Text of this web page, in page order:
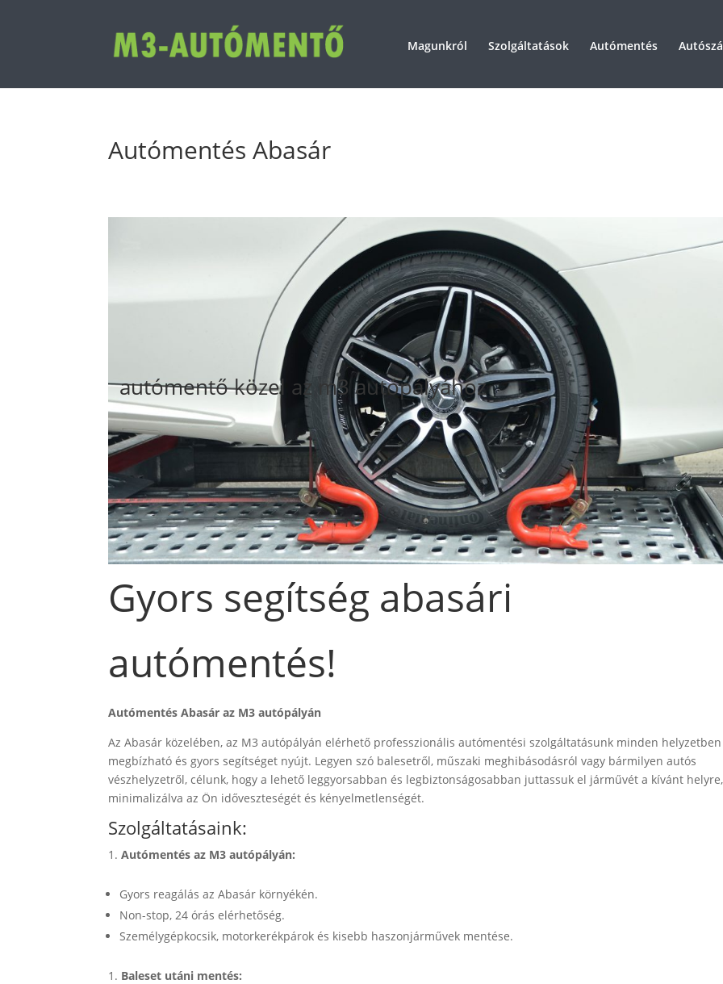
Magunkról Szolgáltatások Autómentés
Autómentés Abasár
autómentő közel az m3 autópályához
Gyors segítség abasári
autómentés!
Autómentés Abasár az M3 autópályán
Az Abasár közelében, az M3 autópályán elérhető professzionális autómentési szolgáltatásunk minden helyzetben
megbízható és gyors segítséget nyújt. Legyen szó balesetről, műszaki meghibásodásról vagy bármilyen autós
vészhelyzetről, célunk, hogy a lehető leggyorsabban és legbiztonságosabban juttassuk el járművét a kívánt helyre,
minimalizálva az Ön időveszteségét és kényelmetlenségét.
Szolgáltatásaink:
Autómentés az M3 autópályán:
Gyors reagálás az Abasár környékén.
Non-stop, 24 órás elérhetőség.
Személygépkocsik, motorkerékpárok és kisebb haszonjárművek mentése.
Baleset utáni mentés: